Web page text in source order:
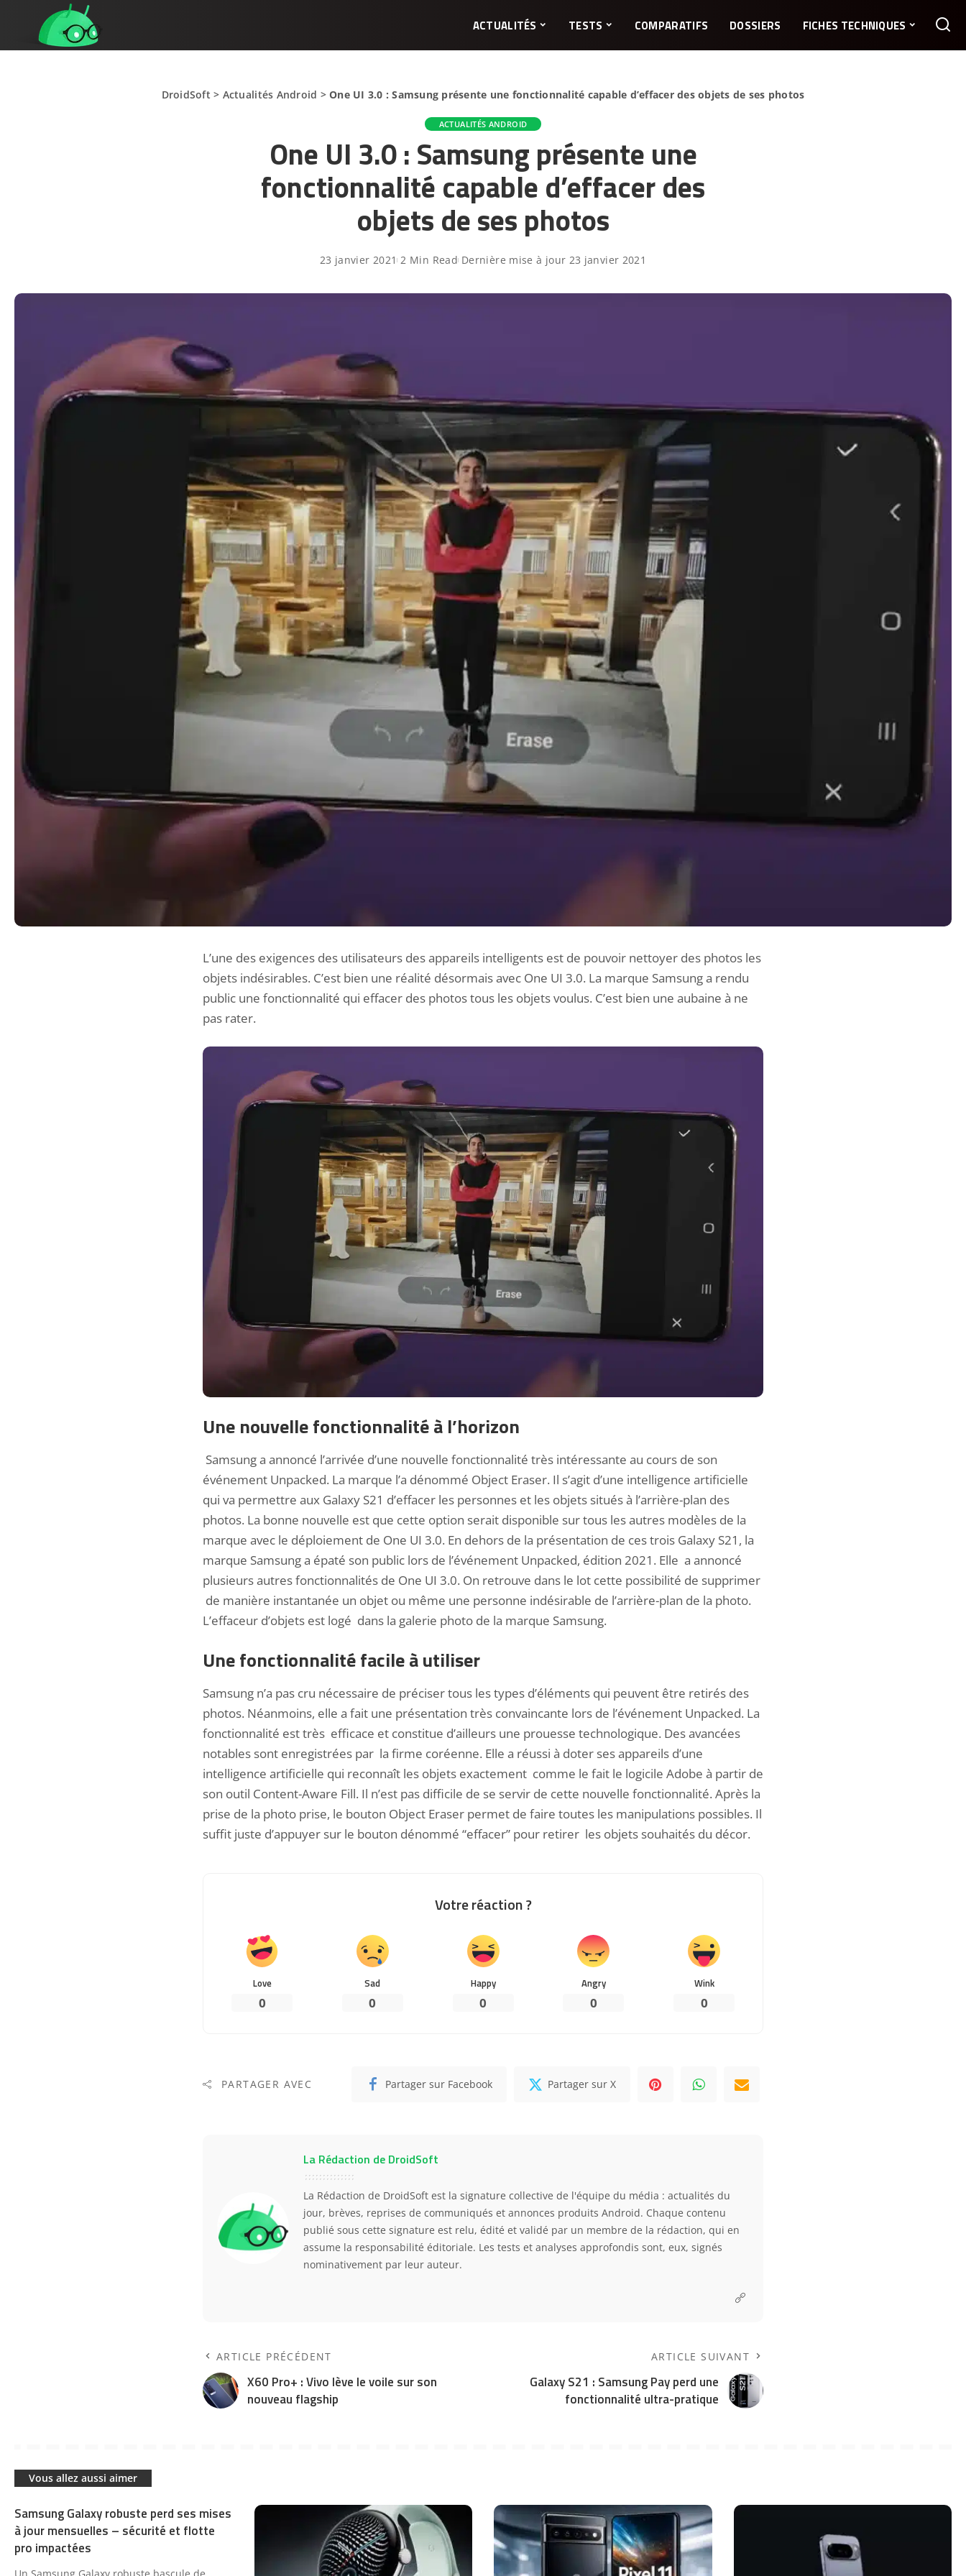
ACTUALITÉS TESTS COMPARATIFS DOSSIERS FICHES TECHNIQUES
DroidSoft > Actualités Android >One UI 3.0 : Samsung présente une fonctionnalité capable d’effacer des objets de ses photos
ACTUALITÉS ANDROID
One UI 3.0 : Samsung présente une
fonctionnalité capable d’effacer des
objets de ses photos
23 janvier 2021 2 Min Read Dernière mise à jour 23 janvier 2021
L’une des exigences des utilisateurs des appareils intelligents est de pouvoir nettoyer des photos les
objets indésirables. C’est bien une réalité désormais avec One UI 3.0. La marque Samsung a rendu
public une fonctionnalité qui effacer des photos tous les objets voulus. C’est bien une aubaine à ne
pas rater.
Une nouvelle fonctionnalité à l’horizon
Samsung a annoncé l’arrivée d’une nouvelle fonctionnalité très intéressante au cours de son
événement Unpacked. La marque l’a dénommé Object Eraser. Il s’agit d’une intelligence artificielle
qui va permettre aux Galaxy S21 d’effacer les personnes et les objets situés à l’arrière-plan des
photos. La bonne nouvelle est que cette option serait disponible sur tous les autres modèles de la
marque avec le déploiement de One UI 3.0. En dehors de la présentation de ces trois Galaxy S21 , la
marque Samsung a épaté son public lors de l’événement Unpacked, édition 2021. Elle a annoncé
plusieurs autres fonctionnalités de One UI 3.0. On retrouve dans le lot cette possibilité de supprimer
de manière instantanée un objet ou même une personne indésirable de l’arrière-plan de la photo.
L’effaceur d’objets est logé dans la galerie photo de la marque Samsung.
Une fonctionnalité facile à utiliser
Samsung n’a pas cru nécessaire de préciser tous les types d’éléments qui peuvent être retirés des
photos. Néanmoins, elle a fait une présentation très convaincante lors de l’événement Unpacked. La
fonctionnalité est très efficace et constitue d’ailleurs une prouesse technologique. Des avancées
notables sont enregistrées par la firme coréenne. Elle a réussi à doter ses appareils d’une
intelligence artificielle qui reconnaît les objets exactement comme le fait le logicile Adobe à partir de
son outil Content-Aware Fill. Il n’est pas difficile de se servir de cette nouvelle fonctionnalité. Après la
prise de la photo prise, le bouton Object Eraser permet de faire toutes les manipulations possibles. Il
suffit juste d’appuyer sur le bouton dénommé “effacer” pour retirer les objets souhaités du décor.
Votre réaction ?
Love
0
Sad
0
Happy
0
Angry
0
Wink
0
PARTAGER AVEC Partager sur Facebook Partager sur X
La Rédaction de DroidSoft
La Rédaction de DroidSoft est la signature collective de l'équipe du média : actualités du
jour, brèves, reprises de communiqués et annonces produits Android. Chaque contenu
publié sous cette signature est relu, édité et validé par un membre de la rédaction, qui en
assume la responsabilité éditoriale. Les tests et analyses approfondis sont, eux, signés
nominativement par leur auteur.
ARTICLE PRÉCÉDENT
X60 Pro+ : Vivo lève le voile sur son
nouveau flagship
ARTICLE SUIVANT
Galaxy S21 : Samsung Pay perd une
fonctionnalité ultra-pratique
Vous allez aussi aimer
Samsung Galaxy robuste perd ses mises
à jour mensuelles – sécurité et flotte
pro impactées
Un Samsung Galaxy robuste bascule de